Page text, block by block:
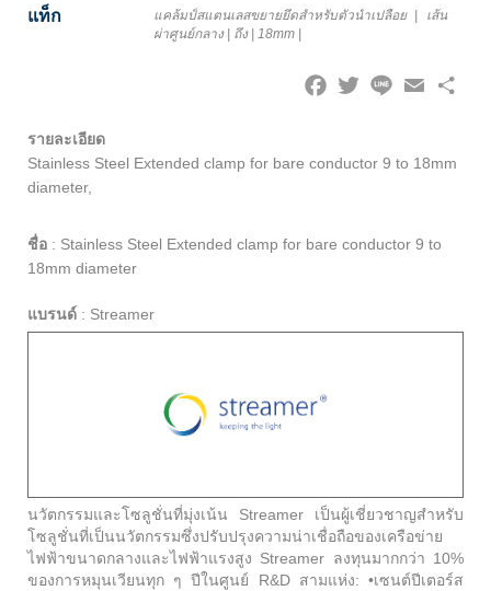
แท็ก แคล้มป์สแตนเลสขยายยึดสำหรับตัวนำเปลือย| เส้น
ผ่าศูนย์กลาง| ถึง| 18mm|
รายละเอียด
Stainless Steel Extended clamp for bare conductor 9 to 18mm
diameter,
ชื่อ : Stainless Steel Extended clamp for bare conductor 9 to
18mm diameter
แบรนด์ : Streamer
นวัตกรรมและโซลูชั่นที่มุ่งเน้น Streamer เป็นผู้เชี่ยวชาญสำหรับ
โซลูชั่นที่เป็นนวัตกรรมซึ่งปรับปรุงความน่าเชื่อถือของเครือข่าย
ไฟฟ้าขนาดกลางและไฟฟ้าแรงสูง Streamer ลงทุนมากกว่า 10%
ของการหมุนเวียนทุก ๆ ปีในศูนย์ R&D สามแห่ง: •เซนต์ปีเตอร์ส